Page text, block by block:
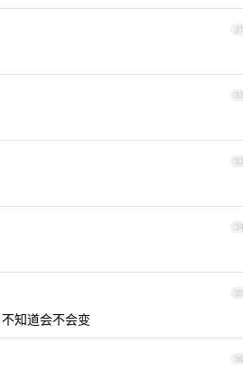
31
32
33
34
35
知道会不会变
36